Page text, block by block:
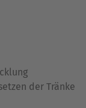
der Tränke